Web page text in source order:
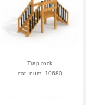
Trap rock
cat. num. 10680